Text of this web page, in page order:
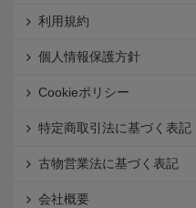
利用規約
個人情報保護方針
Cookieポリシー
特定商取引法に基づく表記
古物営業法に基づく表記
会社概要